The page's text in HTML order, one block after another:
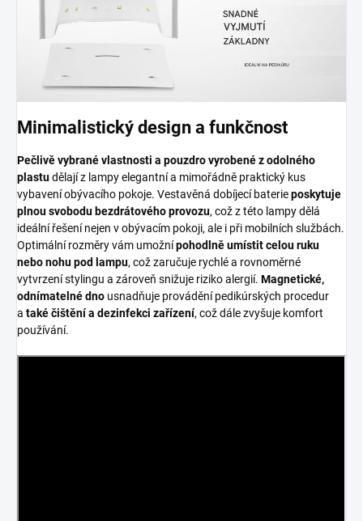
Minimalistický design a funkčnost
Pečlivě vybrané vlastnosti a pouzdro vyrobené z odolného
plastudělají z lampy elegantní a mimořádně praktický kus
vybavení obývacího pokoje. Vestavěná dobíjecí baterieposkytuje
plnou svobodu bezdrátového provozu, což z této lampy dělá
ideální řešení nejen v obývacím pokoji, ale i při mobilních službách.
Optimální rozměry vám umožnípohodlně umístit celou ruku
nebo nohu pod lampu, což zaručuje rychlé a rovnoměrné
vytvrzení stylingu a zároveň snižuje riziko alergií. Magnetické,
odnímatelné dno usnadňuje provádění pedikúrských procedur
a také čištění a dezinfekci zařízení, což dále zvyšuje komfort
používání.